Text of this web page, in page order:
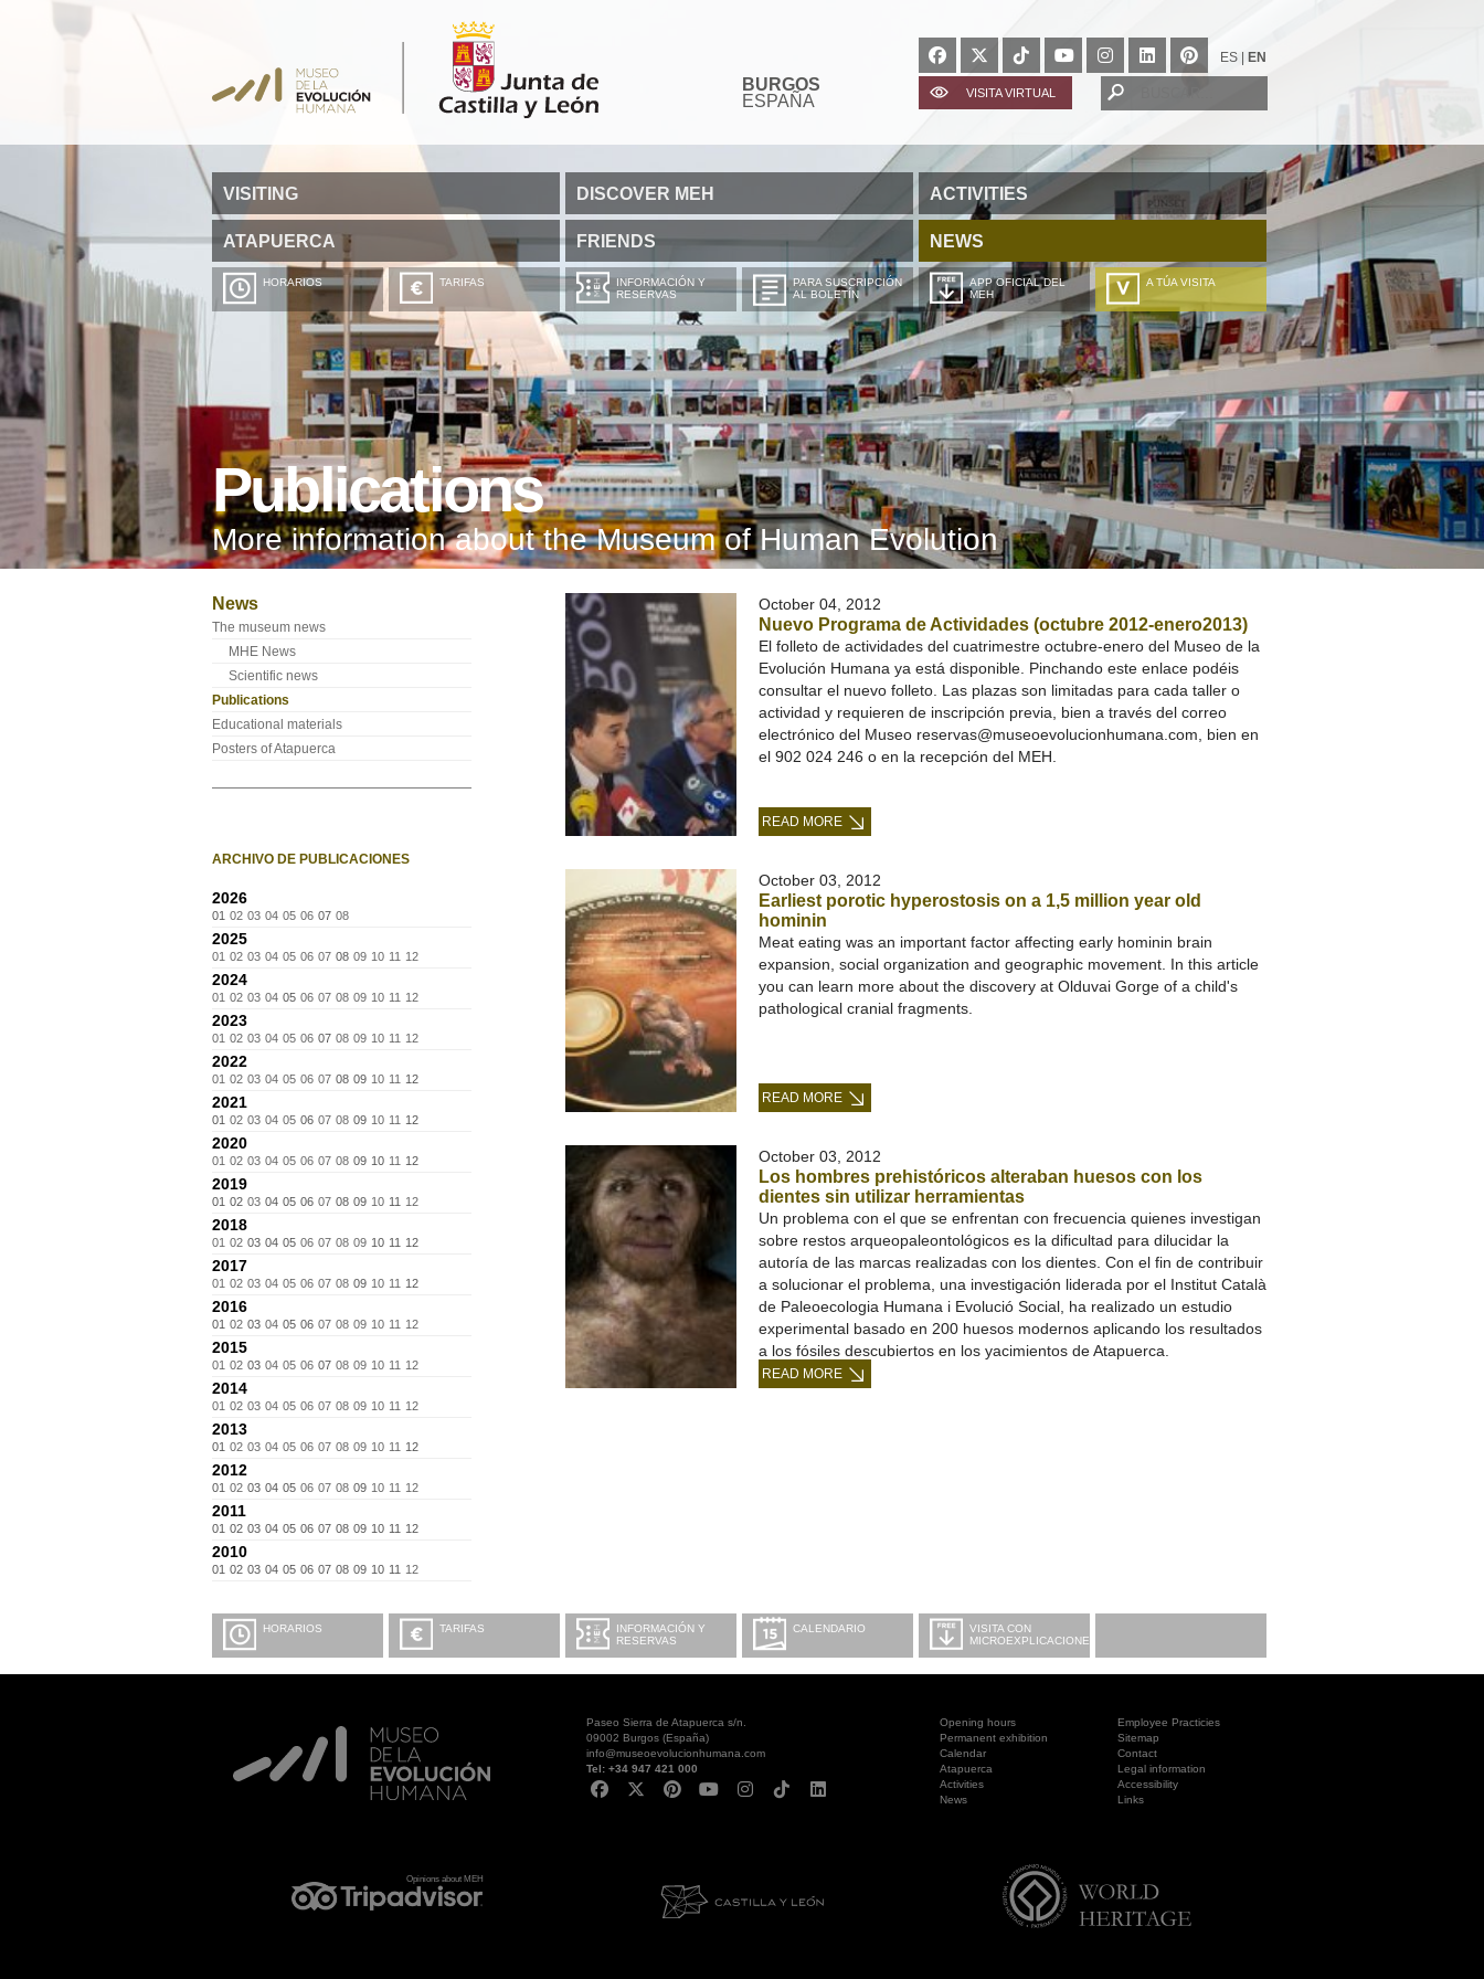
BURGOS
ESPAÑA
ES EN
VISITA VIRTUAL
VISITING DISCOVER MEH ACTIVITIES
ATAPUERCA FRIENDS NEWS
HORARIOS TARIFAS
INFORMACIÓN Y
RESERVAS
PARA SUSCRIPCIÓN
AL BOLETÍN
APP OFICIAL DEL
MEH
A TÚA VISITA
ZURE BISITALDIA
VOTRE VISITE
DEIN BESUCH
LA VOSTRA VISITA
A SUA VISITA
您的訪問
Publications
More information about the Museum of Human Evolution
News
The museum news
MHE News
Scientific news
Publications
Educational materials
Posters of Atapuerca
ARCHIVO DE PUBLICACIONES
2026
01 02 03 04 05 06 07 08
2025
01 02 03 04 05 06 07 08 09 10 11 12
2024
01 02 03 04 05 06 07 08 09 10 11 12
2023
01 02 03 04 05 06 07 08 09 10 11 12
2022
01 02 03 04 05 06 07 08 09 10 11 12
2021
01 02 03 04 05 06 07 08 09 10 11 12
2020
01 02 03 04 05 06 07 08 09 10 11 12
2019
01 02 03 04 05 06 07 08 09 10 11 12
2018
01 02 03 04 05 06 07 08 09 10 11 12
2017
01 02 03 04 05 06 07 08 09 10 11 12
2016
01 02 03 04 05 06 07 08 09 10 11 12
2015
01 02 03 04 05 06 07 08 09 10 11 12
2014
01 02 03 04 05 06 07 08 09 10 11 12
2013
01 02 03 04 05 06 07 08 09 10 11 12
2012
01 02 03 04 05 06 07 08 09 10 11 12
2011
01 02 03 04 05 06 07 08 09 10 11 12
2010
01 02 03 04 05 06 07 08 09 10 11 12
October 04, 2012
Nuevo Programa de Actividades (octubre 2012-enero2013)
El folleto de actividades del cuatrimestre octubre-enero del Museo de la
Evolución Humana ya está disponible. Pinchando este enlace podéis
consultar el nuevo folleto. Las plazas son limitadas para cada taller o
actividad y requieren de inscripción previa, bien a través del correo
electrónico del Museo reservas@museoevolucionhumana.com, bien en
el 902 024 246 o en la recepción del MEH.
READ MORE
October 03, 2012
Earliest porotic hyperostosis on a 1,5 million year old
hominin
Meat eating was an important factor affecting early hominin brain
expansion, social organization and geographic movement. In this article
you can learn more about the discovery at Olduvai Gorge of a child's
pathological cranial fragments.
READ MORE
October 03, 2012
Los hombres prehistóricos alteraban huesos con los
dientes sin utilizar herramientas
Un problema con el que se enfrentan con frecuencia quienes investigan
sobre restos arqueopaleontológicos es la dificultad para dilucidar la
autoría de las marcas realizadas con los dientes. Con el fin de contribuir
a solucionar el problema, una investigación liderada por el Institut Català
de Paleoecologia Humana i Evolució Social, ha realizado un estudio
experimental basado en 200 huesos modernos aplicando los resultados
a los fósiles descubiertos en los yacimientos de Atapuerca.
READ MORE
HORARIOS TARIFAS
INFORMACIÓN Y
RESERVAS
CALENDARIO
VISITA CON
MICROEXPLICACIONES
Paseo Sierra de Atapuerca s/n.
09002 Burgos (España)
info@museoevolucionhumana.com
Tel: +34 947 421 000
Opening hours
Employee Practicies
Permanent exhibition
Sitemap
Calendar
Contact
Atapuerca
Legal information
Activities
Accessibility
News
Links
Opinions about MEH